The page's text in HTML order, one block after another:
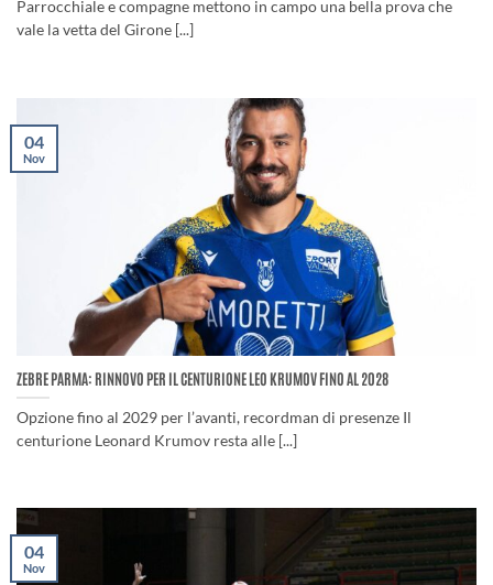
Parrocchiale e compagne mettono in campo una bella prova che
vale la vetta del Girone [...]
ZEBRE PARMA: RINNOVO PER IL CENTURIONE LEO KRUMOV FINO AL 2028
Opzione fino al 2029 per l’avanti, recordman di presenze Il
centurione Leonard Krumov resta alle [...]
04
Nov
04
Nov